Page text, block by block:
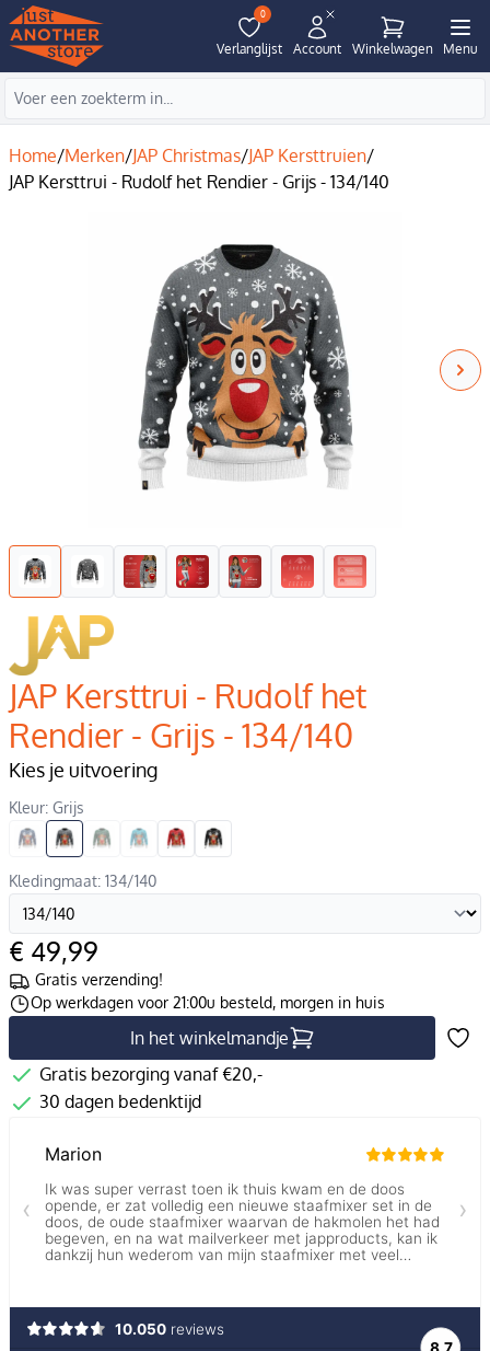
0
Verlanglijst Account Winkelwagen Menu
Home/Merken/JAP Christmas/JAP Kersttruien/
JAP Kersttrui - Rudolf het Rendier - Grijs - 134/140
JAP Kersttrui - Rudolf het
Rendier - Grijs - 134/140
Kies je uitvoering
Kleur: Grijs
Kledingmaat: 134/140
€ 49,99
Gratis verzending!
Op werkdagen voor 21:00u besteld, morgen in huis
In het winkelmandje
Gratis bezorging vanaf €20,-
30 dagen bedenktijd